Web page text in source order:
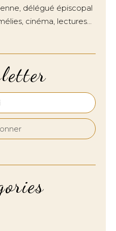
délégué épiscopal
cinéma, lectures…